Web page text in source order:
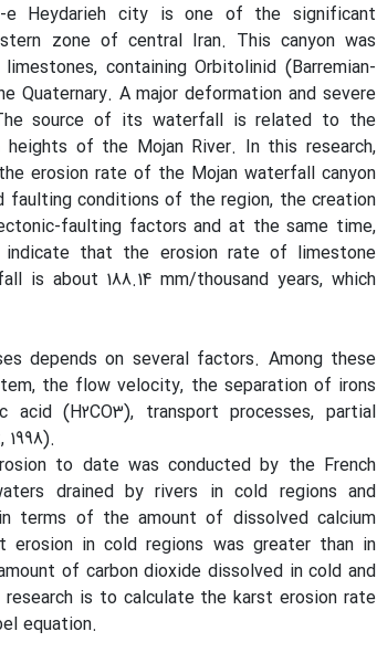
e Heydarieh city is one of the significant
zone of central Iran. This canyon was
containing Orbitolinid (Barremian-
Quaternary. A major deformation and severe
source of its waterfall is related to the
of the Mojan River. In this research,
erosion rate of the Mojan waterfall canyon
faulting conditions of the region, the creation
faulting factors and at the same time,
that the erosion rate of limestone
is about 188.14 mm/thousand years, which
depends on several factors. Among these
the flow velocity, the separation of irons
(H2CO3), transport processes, partial
to date was conducted by the French
drained by rivers in cold regions and
terms of the amount of dissolved calcium
in cold regions was greater than in
of carbon dioxide dissolved in cold and
is to calculate the karst erosion rate
equation.